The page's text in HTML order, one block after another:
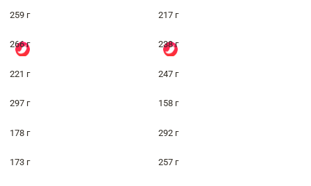
259 г 217 г
266 г 238 г
221 г 247 г
297 г 158 г
178 г 292 г
173 г 257 г